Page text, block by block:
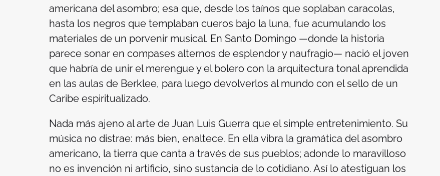
americana del asombro; esa que, desde los taínos que soplaban caracolas,
hasta los negros que templaban cueros bajo la luna, fue acumulando los
materiales de un porvenir musical. En Santo Domingo —donde la historia
parece sonar en compases alternos de esplendor y naufragio— nació el joven
que habría de unir el merengue y el bolero con la arquitectura tonal aprendida
en las aulas de Berklee, para luego devolverlos al mundo con el sello de un
Caribe espiritualizado.
Nada más ajeno al arte de Juan Luis Guerra que el simple entretenimiento. Su
música no distrae: más bien, enaltece. En ella vibra la gramática del asombro
americano, la tierra que canta a través de sus pueblos; adonde lo maravilloso
no es invención ni artificio, sino sustancia de lo cotidiano. Así lo atestiguan los